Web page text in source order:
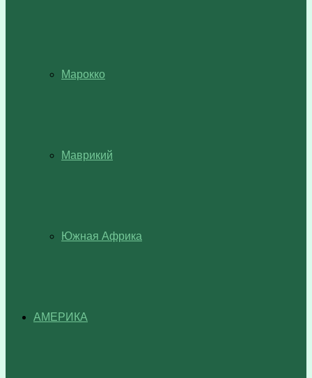
Марокко
Маврикий
Южная Африка
АМЕРИКА